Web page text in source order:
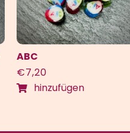
ABC
€7,20
hinzufügen